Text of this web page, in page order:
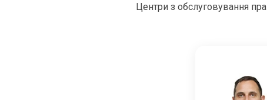
Центри з обслуговування